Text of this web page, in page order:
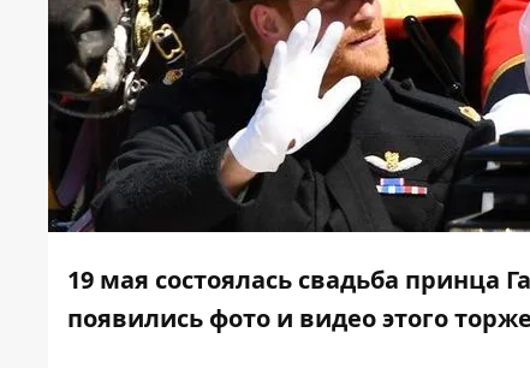
19 мая состоялась свадьба принца
появились фото и видео этого